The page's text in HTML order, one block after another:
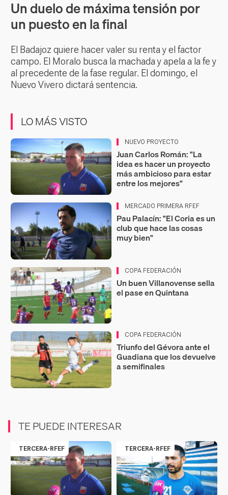
Un duelo de máxima tensión por
un puesto en la final
El Badajoz quiere hacer valer su renta y el factor
campo. El Moralo busca la machada y apela a la fe y
al precedente de la fase regular. El domingo, el
Nuevo Vivero dictará sentencia.
LO MÁS VISTO
NUEVO PROYECTO
Juan Carlos Román: "La
idea es hacer un proyecto
más ambicioso para estar
entre los mejores"
MERCADO PRIMERA RFEF
Pau Palacín: "El Coria es un
club que hace las cosas
muy bien"
COPA FEDERACIÓN
Un buen Villanovense sella
el pase en Quintana
COPA FEDERACIÓN
Triunfo del Gévora ante el
Guadiana que los devuelve
a semifinales
TE PUEDE INTERESAR
TERCERA-RFEF TERCERA-RFEF